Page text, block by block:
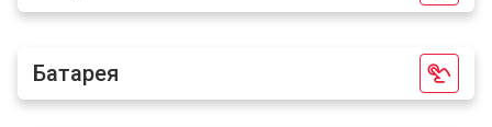
Батарея